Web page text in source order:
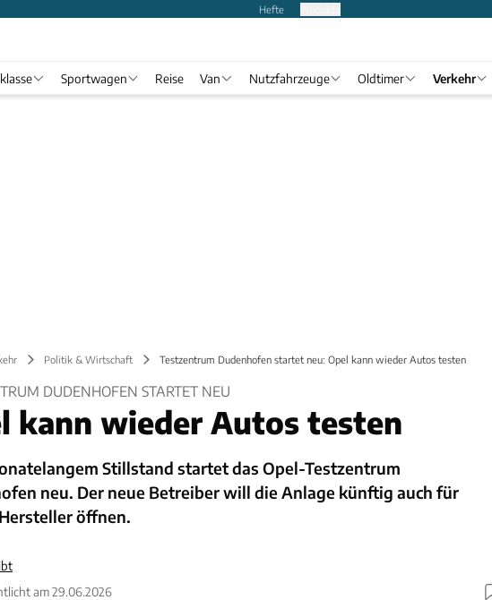
Hefte
Sportwagen Reise Van Nutzfahrzeuge Oldtimer Verkehr
Politik & Wirtschaft Testzentrum Dudenhofen startet neu: Opel kann wieder Autos testen
DUDENHOFEN STARTET NEU
kann wieder Autos testen
Stillstand startet das Opel-Testzentrum
neu. Der neue Betreiber will die Anlage künftig auch für
öffnen.
am 29.06.2026